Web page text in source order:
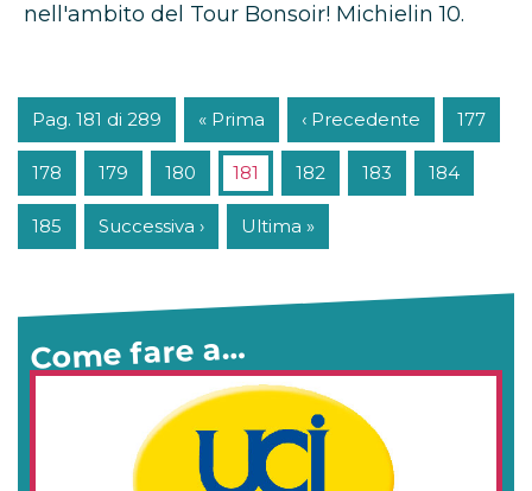
nell'ambito del Tour Bonsoir! Michielin 10.
Pag. 181 di 289 « Prima ‹ Precedente 177
178 179 180 181 182 183 184
185 Successiva › Ultima »
Come fare a…